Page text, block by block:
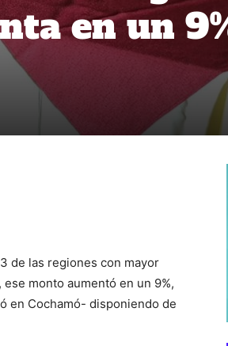
en un
de las regiones con mayor
monto aumentó en un 9%,
en Cochamó- disponiendo de